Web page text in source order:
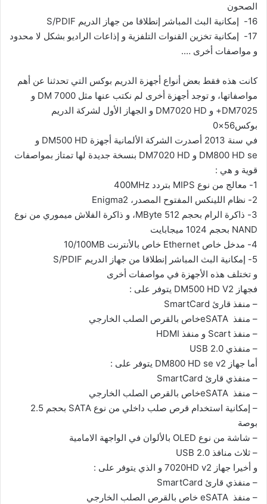
الصحون
16-
إمكانية البث المباشر إنطلاقا من جهاز الدريم S/PDIF
17-
إمكانية تخزين القنوات التلفزية و إذاعات الراديو بشكل لا محدود
و مواصفات أخرى ….
كانت هذه فقط بعض أنواع أجهزة الدريم بوكس التي تحدثنا عن أهم
مواصفاتها، و توجد أجهزة أخرى لم نكتب عنها مثل DM 7000 و
DM7025+ و DM7020 HD و الجهاز الأول لشركة الدريم
بوكس56×0
في سنة 2013 أصدرت الشركة الألمانية أجهزة DM500 HD و
DM800 HD se و DM7020 HD بنسخة جديدة لها تمتاز بمواصفات
قوية و هي :
1-
معالج من نوع MIPS بتردد 400MHz
2-
نظام اللينكس المفتوح المصدر، Enigma2
3-
ذاكرة الرام بحجم 512 MByte، و ذاكرة الفلاش ميموري من نوع
NAND بحجم 1024 ميجابايت
4-
مدخل خاص Ethernet خاص بالأنترنت 10/100MB
5-
إمكانية البث المباشر إنطلاقا من جهاز الدريم S/PDIF
و تختلف هذه الأجهزة في مواصفات أخرى
فجهاز DM500 HD V2 يتوفر على :
– منفذ قارئ SmartCard
– منفذ eSATAخاص بالقرص الصلب الخارجي
– منفذ Scart و منفذ HDMI
– منفذي USB 2.0
أما جهاز DM800 HD se v2 يتوفر على :
– منفذي قارئ SmartCard
– منفذ eSATAخاص بالقرص الصلب الخارجي
–
إمكانية استخدام قرص صلب داخلي من نوع SATA بحجم 2.5
بوصة
– شاشة من نوع OLED بالألوان في الواجهة الامامية
– ثلاث منافذ USB 2.0
و أخيرا جهاز 7020HD v2 و الذي يتوفر على :
– منفذي قارئ SmartCard
– منفذ eSATA خاص بالقرص الصلب الخارجي